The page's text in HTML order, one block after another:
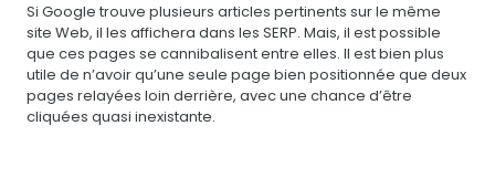
Si Google trouve plusieurs articles pertinents sur le même
site Web, il les affichera dans les SERP. Mais, il est possible
que ces pages se cannibalisent entre elles. Il est bien plus
utile de n’avoir qu’une seule page bien positionnée que deux
pages relayées loin derrière, avec une chance d’être
cliquées quasi inexistante.